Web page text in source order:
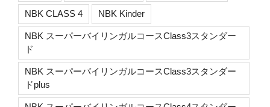
NBK CLASS 4 NBK Kinder
NBK スーパーバイリンガルコースClass3スタンダー
ド
NBK スーパーバイリンガルコースClass3スタンダー
ドplus